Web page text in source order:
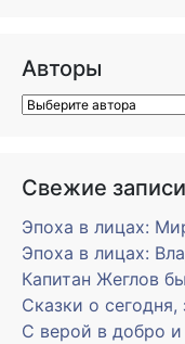
Авторы
Свежие записи
Эпоха в лицах:
Эпоха в лицах:
Капитан Жеглов
Сказки о сегодня,
С верой в добро и